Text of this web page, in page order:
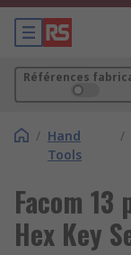
Références
/ Hand
Tools
/
Facom
Hex Key